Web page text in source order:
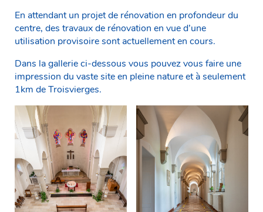
En attendant un projet de rénovation en profondeur du
centre, des travaux de rénovation en vue d’une
utilisation provisoire sont actuellement en cours.
Dans la gallerie ci-dessous vous pouvez vous faire une
impression du vaste site en pleine nature et à seulement
1km de Troisvierges.